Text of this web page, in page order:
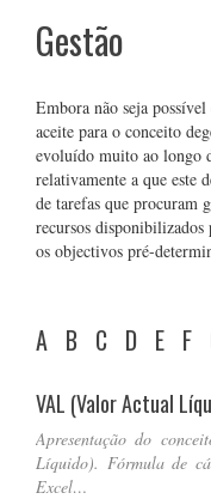
Gestão
Embora não seja
aceite para o conceito
evoluído muito ao longo
relativamente a que este
de tarefas que procuram
recursos disponibilizados
os objectivos pré-
A B C D E F
VAL (Valor Actual
Apresentação do
Líquido). Fórmula de
Excel…